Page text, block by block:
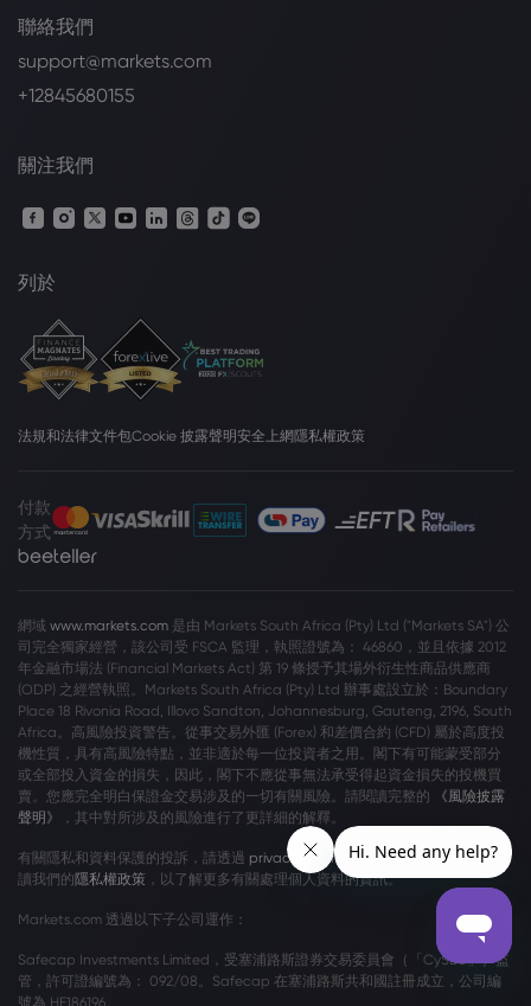
聯絡我們
support@markets.com
+12845680155
關注我們
列於
法規和法律文件包Cookie 披露聲明安全上網隱私權政策
付款
方式
網域 www.markets.com 是由 Markets South Africa (Pty) Ltd ("Markets SA") 公
司完全獨家經營，該公司受 FSCA 監理，執照證號為： 46860，並且依據 2012
年金融市場法 (Financial Markets Act) 第 19 條授予其場外衍生性商品供應商
(ODP) 之經營執照。Markets South Africa (Pty) Ltd 辦事處設立於：Boundary
Place 18 Rivonia Road, Illovo Sandton, Johannesburg, Gauteng, 2196, South
Africa。高風險投資警告。從事交易外匯 (Forex) 和差價合約 (CFD) 屬於高度投
機性質，具有高風險特點，並非適於每一位投資者之用。閣下有可能蒙受部分
或全部投入資金的損失，因此，閣下不應從事無法承受得起資金損失的投機買
賣。您應完全明白保證金交易涉及的一切有關風險。請閱讀完整的
《風險披露
聲明》
，其中對所涉及的風險進行了更詳細的解釋。
有關隱私和資料保護的投訴，請透過 privacy@markets.com與我們聯絡。請閱
讀我們的隱私權政策 ，以了解更多有關處理個人資料的資訊。
Markets.com 透過以下子公司運作：
Safecap Investments Limited，受塞浦路斯證券交易委員會（「CySEC」）監
管，許可證編號為： 092/08。Safecap 在塞浦路斯共和國註冊成立，公司編
號為 HE186196。